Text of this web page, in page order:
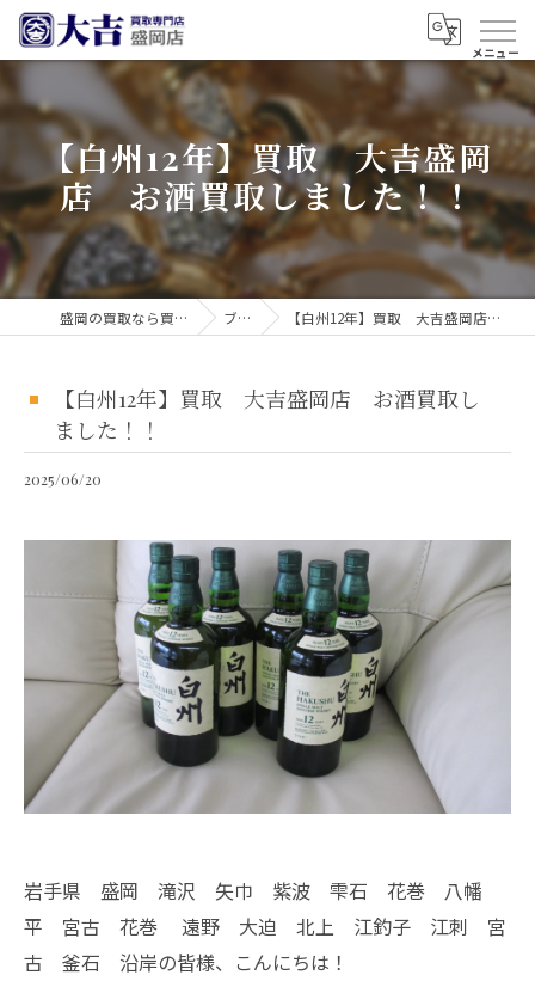
【白州12年】買取 大吉盛岡
店 お酒買取しました！！
盛岡の買取なら買取大吉 盛岡店 ブログ 【白州12年】買取 大吉盛岡店 お酒買取しました！！
【白州12年】買取 大吉盛岡店 お酒買取し
ました！！
2025/06/20
岩手県 盛岡 滝沢 矢巾 紫波 雫石 花巻 八幡
平 宮古 花巻 遠野 大迫 北上 江釣子 江刺 宮
古 釜石 沿岸の皆様、こんにちは！